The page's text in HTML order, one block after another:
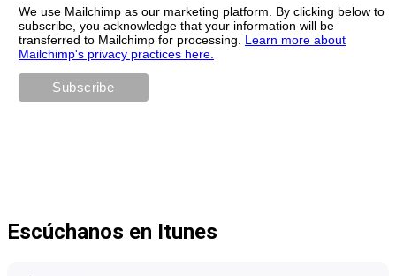
We use Mailchimp as our marketing platform. By clicking below to
subscribe, you acknowledge that your information will be
transferred to Mailchimp for processing. Learn more about
Mailchimp's privacy practices here.
Escúchanos en Itunes